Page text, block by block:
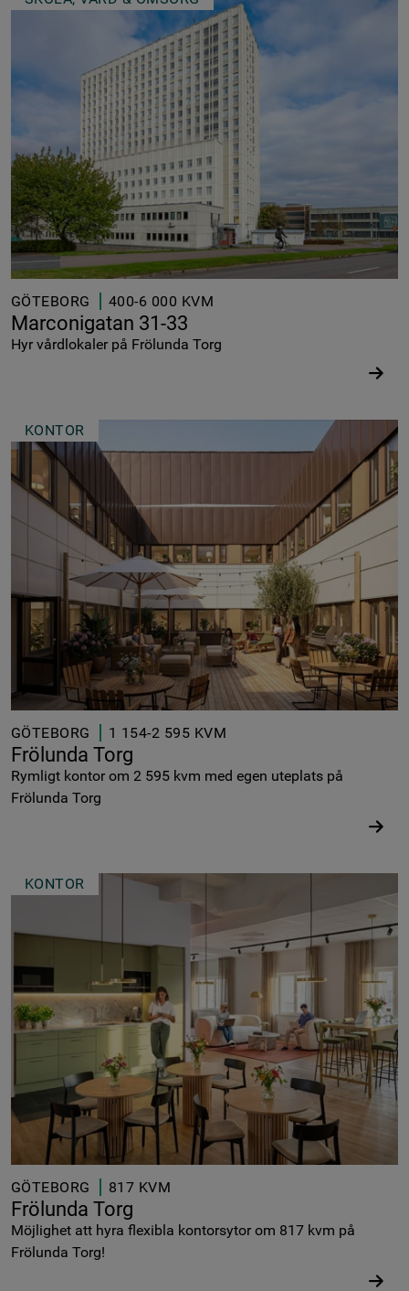
GÖTEBORG 400-6 000 KVM
Marconigatan 31-33
Hyr vårdlokaler på Frölunda Torg
KONTOR
GÖTEBORG 1 154-2 595 KVM
Frölunda Torg
Rymligt kontor om 2 595 kvm med egen uteplats på
Frölunda Torg
KONTOR
GÖTEBORG 817 KVM
Frölunda Torg
Möjlighet att hyra flexibla kontorsytor om 817 kvm på
Frölunda Torg!